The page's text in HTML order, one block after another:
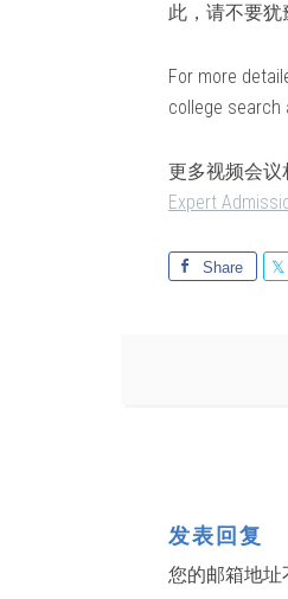
此，请不要犹
For more
college search
更多视频会
Expert
Share
发表回复
您的邮箱地址